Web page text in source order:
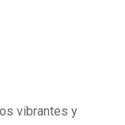
vibrantes y